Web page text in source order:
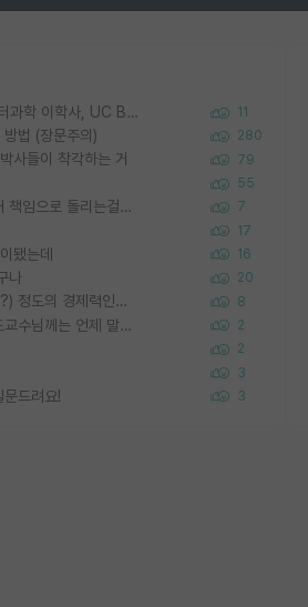
Korea University 수학, 컴퓨터과학 이학사, UC Berkeley 산업공학 대학원 공학박사가 되는 것은 쉽지 않겠죠? 11
법 (장문주의) 280
사들이 착각하는 거 79
55
왜 후배가 못하는걸 교수님은 내 책임으로 돌리는걸까요? 7
17
됐는데 16
나 20
박사진학하기에 2억은 괜찮은 (?) 정도의 경제력인가요 8
타대학원 컨텍 준비중인데, 지도교수님께는 언제 말씀드려야 할까요? 2
2
3
드려요! 3